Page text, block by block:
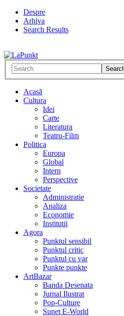
Despre
Arhiva
Search Results
Acasă
Cultura
Idei
Carte
Literatura
Teatru-Film
Politica
Europa
Global
Intern
Perspective
Societate
Administratie
Analiza
Economie
Institutii
Agora
Punktul sensibil
Punktul critic
Punktul cu var
Punkte punkte
ArtBazar
Banda Desenata
Jurnal Ilustrat
Pop-Culture
Sunet E-World